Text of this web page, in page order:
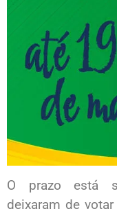
O prazo está
deixaram de